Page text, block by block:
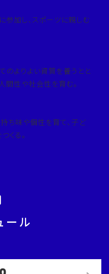
参加し、スポーツに親しむ
のよりよい資質を養うとと
間性や社会性を育む。
ち味や個性を育て、子ど
くる。
ール